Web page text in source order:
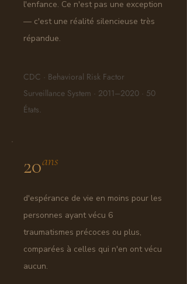
l'enfance. Ce n'est pas une exception
— c'est une réalité silencieuse très
répandue.
CDC · Behavioral Risk Factor
Surveillance System · 2011–2020 · 50
États.
20ans
d'espérance de vie en moins pour les
personnes ayant vécu 6
traumatismes précoces ou plus,
comparées à celles qui n'en ont vécu
aucun.